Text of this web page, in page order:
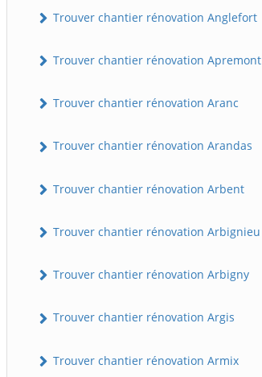
Trouver chantier rénovation Anglefort
Trouver chantier rénovation Apremont
Trouver chantier rénovation Aranc
Trouver chantier rénovation Arandas
Trouver chantier rénovation Arbent
Trouver chantier rénovation Arbignieu
Trouver chantier rénovation Arbigny
Trouver chantier rénovation Argis
Trouver chantier rénovation Armix